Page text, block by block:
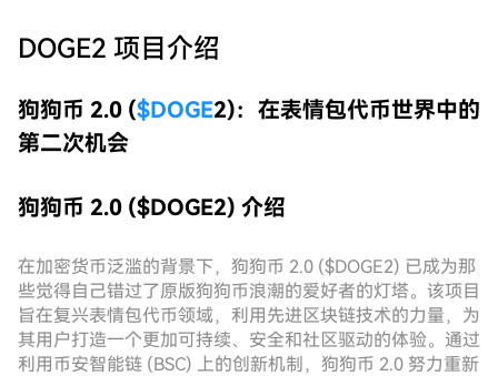
DOGE2 项目介绍
狗狗币 2.0 ($DOGE2)：在表情包代币世界中的
第二次机会
狗狗币 2.0 ($DOGE2) 介绍
在加密货币泛滥的背景下，狗狗币 2.0 ($DOGE2) 已成为那
些觉得自己错过了原版狗狗币浪潮的爱好者的灯塔。该项目
旨在复兴表情包代币领域，利用先进区块链技术的力量，为
其用户打造一个更加可持续、安全和社区驱动的体验。通过
利用币安智能链 (BSC) 上的创新机制，狗狗币 2.0 努力重新